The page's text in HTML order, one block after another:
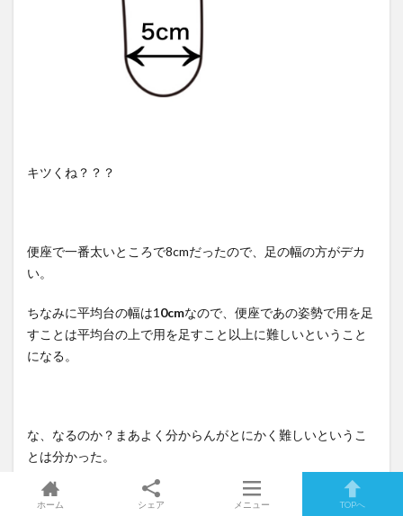
キツくね？？？
便座で一番太いところで8cmだったので、足の幅の方がデカ
い。
ちなみに平均台の幅は1 0cmなので、便座であの姿勢で用を足
すことは平均台の上で用を足すこと以上に難しいということ
になる。
な、なるのか？まあよく分からんがとにかく難しいというこ
とは分かった。
ホーム シェア メニュー TOPへ